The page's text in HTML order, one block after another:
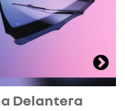
Delantera